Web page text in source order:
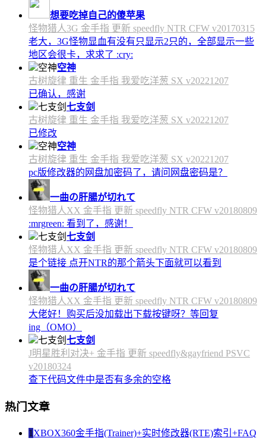
想要吃掉自己的傻苹果
怪物猎人3G 金手指 更新 speedfly NTR CFW v20170315
老大，3G怪物显血有没有只显示2只的，全部显示一些
地区会很卡，求求了 :cry:
空神
古树旋律 重生 金手指 我爱吃洋葱 SX v20221207
已确认，感谢
七支剑
古树旋律 重生 金手指 我爱吃洋葱 SX v20221207
已修改
空神
古树旋律 重生 金手指 我爱吃洋葱 SX v20221207
pc版修改器的网盘加密码了，请问网盘密码是？
一曲の肝腸が切れて
怪物猎人XX 金手指 更新 speedfly NTR CFW v20180809
:mrgreen: 看到了，感谢！
七支剑
怪物猎人XX 金手指 更新 speedfly NTR CFW v20180809
是个链接 点开NTR的那个箭头下面就可以看到
一曲の肝腸が切れて
怪物猎人XX 金手指 更新 speedfly NTR CFW v20180809
大佬好！购买后没加载出下载按键呀？等回复
ing（OMO）
七支剑
J明星胜利对决+ 金手指 更新 speedfly&gayfriend PSVC
v20180324
查下代码文件中是否有多余的空格
热门文章
1 XBOX360金手指(Trainer)+实时修改器(RTE)索引+FAQ